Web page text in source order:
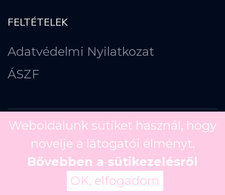
FELTÉTELEK
Adatvédelmi Nyilatkozat
ÁSZF
Copyright © 2026
Weboldalunk sütiket használ, hogy
növelje a látogatói élményt.
Bővebben a sütikezelésről
OK, elfogadom